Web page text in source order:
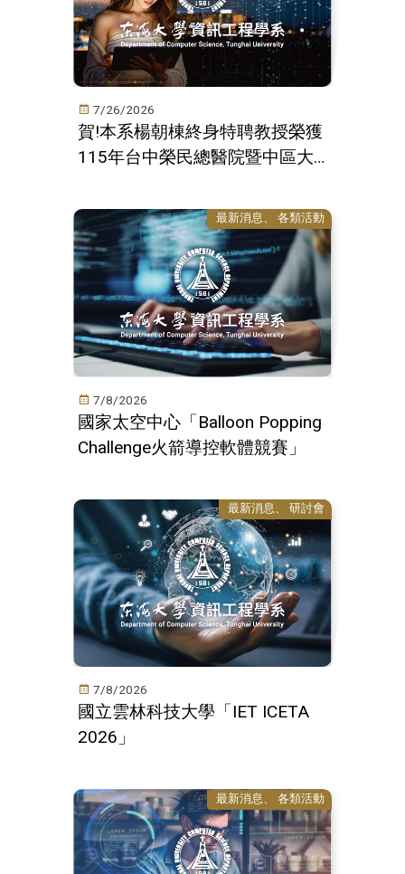
7/26/2026
賀!本系楊朝棟終身特聘教授榮獲
115年台中榮民總醫院暨中區大
計畫成果發表壁報競賽第一名
最新消息 各類活動
7/8/2026
國家太空中心「Balloon Popping
Challenge火箭導控軟體競賽」
最新消息 研討會
7/8/2026
國立雲林科技大學「IET ICETA
2026」
最新消息 各類活動